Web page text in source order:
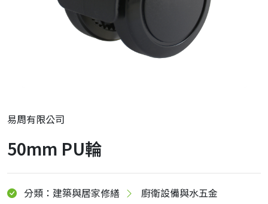
易周有限公司
50mm PU輪
分類：建築與居家修繕
廚衛設備與水五金